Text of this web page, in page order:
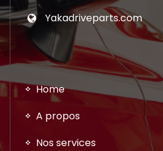
Yakadriveparts.com
Home
A propos
Nos services